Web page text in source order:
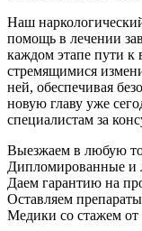
Наш
помощь в лечении
каждом этапе пути
стремящимися
ней, обеспечивая
новую главу уже
специалистам за
Выезжаем в любую
Дипломированные и
Даем гарантию на
Оставляем
Медики со стажем от